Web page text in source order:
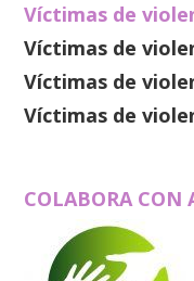
Víctimas de
Víctimas de
Víctimas de
Víctimas de
COLABORA CON